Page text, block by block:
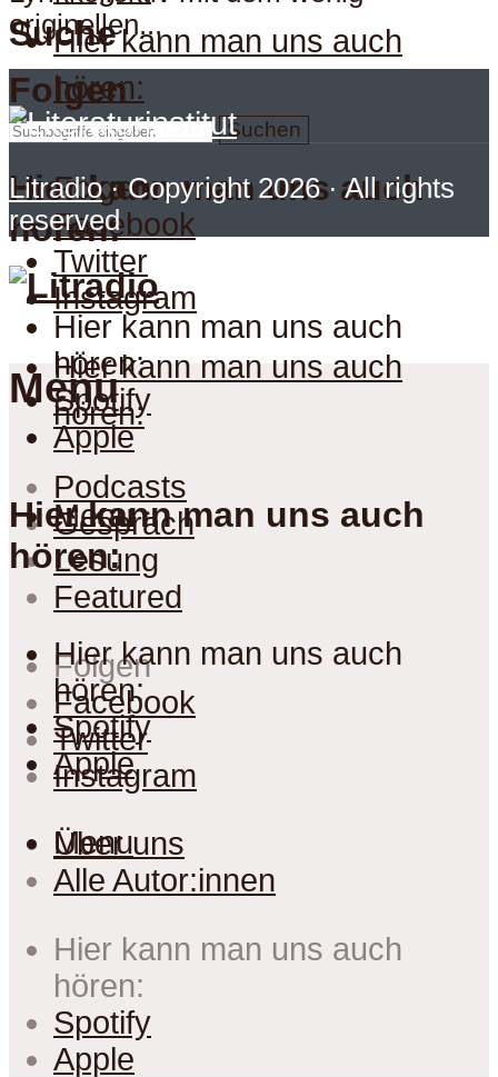
Suche
Suchen
Hier kann man uns auch
hören:
Hier kann man uns auch
hören:
Hier kann man uns auch
hören:
Spotify
Apple
Menu
Folgen
Folgen
Facebook
Twitter
Instagram
Hier kann man uns auch
hören:
Hier kann man uns auch
hören:
Hier kann man uns auch
hören:
Spotify
Apple
Menu
originellen...
Litradio· Copyright 2026 · All rights
reserved
Menu
Podcasts
Gespräch
Lesung
Featured
Folgen
Facebook
Twitter
Instagram
Über uns
Alle Autor:innen
Hier kann man uns auch
hören:
Spotify
Apple